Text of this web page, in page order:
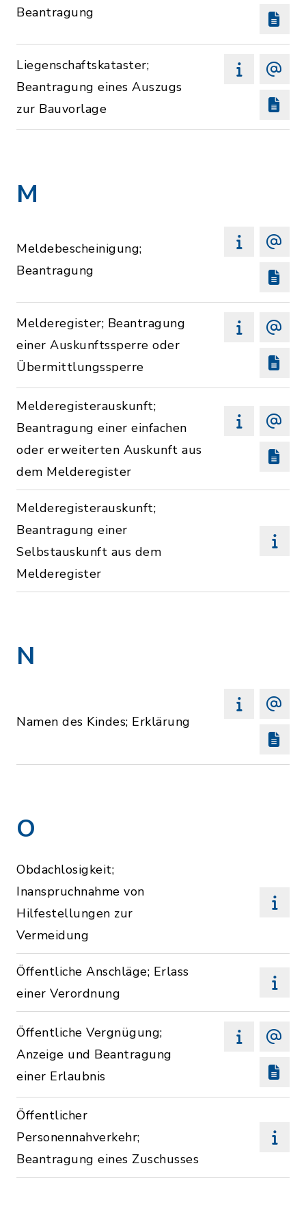
Beantragung
Liegenschaftskataster;
Beantragung eines Auszugs
zur Bauvorlage
M
Meldebescheinigung;
Beantragung
Melderegister; Beantragung
einer Auskunftssperre oder
Übermittlungssperre
Melderegisterauskunft;
Beantragung einer einfachen
oder erweiterten Auskunft aus
dem Melderegister
Melderegisterauskunft;
Beantragung einer
Selbstauskunft aus dem
Melderegister
N
Namen des Kindes; Erklärung
O
Obdachlosigkeit;
Inanspruchnahme von
Hilfestellungen zur
Vermeidung
Öffentliche Anschläge; Erlass
einer Verordnung
Öffentliche Vergnügung;
Anzeige und Beantragung
einer Erlaubnis
Öffentlicher
Personennahverkehr;
Beantragung eines Zuschusses